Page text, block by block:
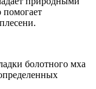
помогает
болотного мха